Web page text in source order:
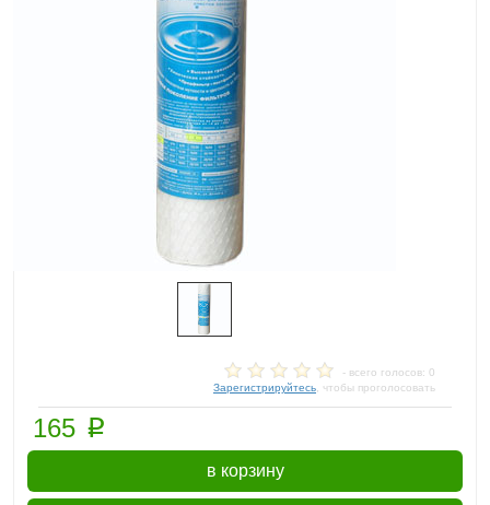
- всего голосов: 0
Зарегистрируйтесь , чтобы проголосовать
165 p
в корзину